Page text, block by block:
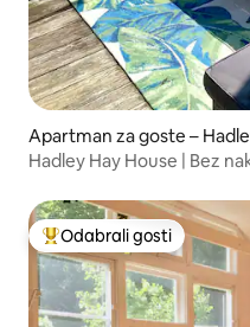
Apartman za goste –
Hadley Hay House | Bez
Među najviše rangiranima
Odabrali gosti